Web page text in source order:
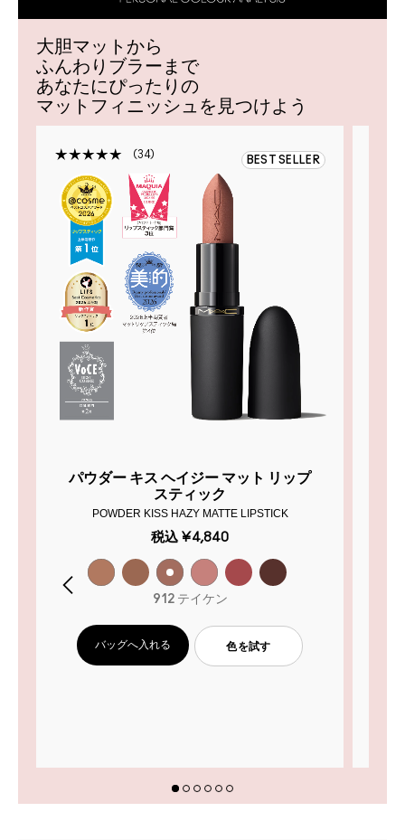
大胆マットから
ふんわりブラーまで
あなたにぴったりの
マットフィニッシュを見つけよう
34 BEST SELLER
パウダー キス ヘイジー マット リップ
スティック
POWDER KISS HAZY MATTE LIPSTICK
税込 ¥4,840
912 テイケン
バッグへ入れる 色を試す